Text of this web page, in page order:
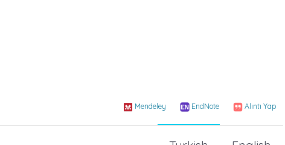
Mendeley EndNote Alıntı Yap